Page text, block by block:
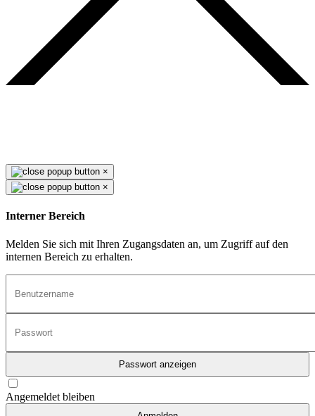
×
×
Interner Bereich
Melden Sie sich mit Ihren Zugangsdaten an, um Zugriff auf den
internen Bereich zu erhalten.
Passwort anzeigen
Angemeldet bleiben